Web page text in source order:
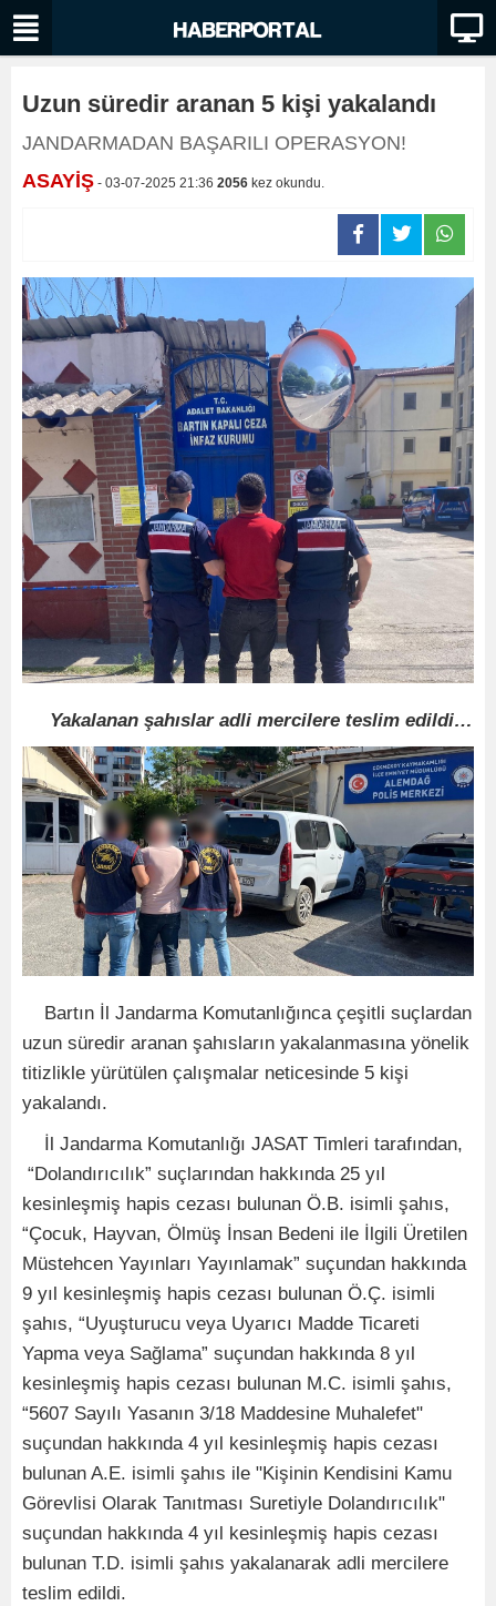
Uzun süredir aranan 5 kişi yakalandı
JANDARMADAN BAŞARILI OPERASYON!
ASAYİŞ - 03-07-2025 21:36 2056 kez okundu.
Yakalanan şahıslar adli mercilere teslim edildi…
Bartın İl Jandarma Komutanlığınca çeşitli suçlardan
uzun süredir aranan şahısların yakalanmasına yönelik
titizlikle yürütülen çalışmalar neticesinde 5 kişi
yakalandı.
İl Jandarma Komutanlığı JASAT Timleri tarafından,
“Dolandırıcılık” suçlarından hakkında 25 yıl
kesinleşmiş hapis cezası bulunan Ö.B. isimli şahıs,
“Çocuk, Hayvan, Ölmüş İnsan Bedeni ile İlgili Üretilen
Müstehcen Yayınları Yayınlamak” suçundan hakkında
9 yıl kesinleşmiş hapis cezası bulunan Ö.Ç. isimli
şahıs, “Uyuşturucu veya Uyarıcı Madde Ticareti
Yapma veya Sağlama” suçundan hakkında 8 yıl
kesinleşmiş hapis cezası bulunan M.C. isimli şahıs,
“5607 Sayılı Yasanın 3/18 Maddesine Muhalefet"
suçundan hakkında 4 yıl kesinleşmiş hapis cezası
bulunan A.E. isimli şahıs ile "Kişinin Kendisini Kamu
Görevlisi Olarak Tanıtması Suretiyle Dolandırıcılık"
suçundan hakkında 4 yıl kesinleşmiş hapis cezası
bulunan T.D. isimli şahıs yakalanarak adli mercilere
teslim edildi.